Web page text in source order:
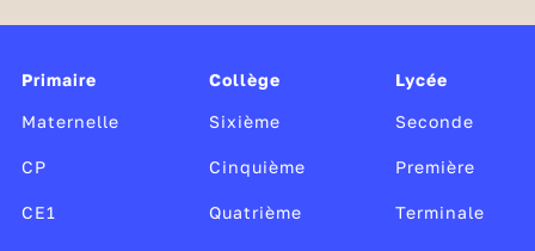
unique, gratuite et sans publicité est soutenue par le
Canopé, le CLEMI, ainsi que par le ministère de la
Primaire
Maternelle
CP
CE1
Collège
Sixième
Cinquième
Quatrième
Lycée
Seconde
Première
Terminale